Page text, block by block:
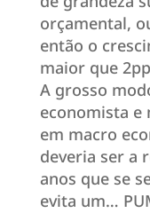
orçamental,
então o
maior que
A grosso
economista e
em macro
deveria ser a
anos que se
evita um…